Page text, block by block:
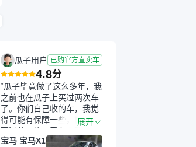
瓜子用户 已购官方直卖车
4.8分
“瓜子毕竟做了这么多年，我
之前也在瓜子上买过两次车
了。你们自己收的车，我觉
得可能有保障一些，检测会
更过关一些。平台自己收上
来再卖的车，应该更可靠。
展开
宝马 宝马X1